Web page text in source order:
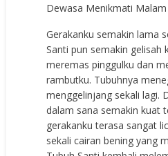
Dewasa Menikmati Malam
Gerakanku semakin lama
Santi pun semakin gelisah
meremas pinggulku dan
rambutku. Tubuhnya
menggelinjang sekali lagi.
dalam sana semakin kuat
gerakanku terasa sangat
sekali cairan bening yang